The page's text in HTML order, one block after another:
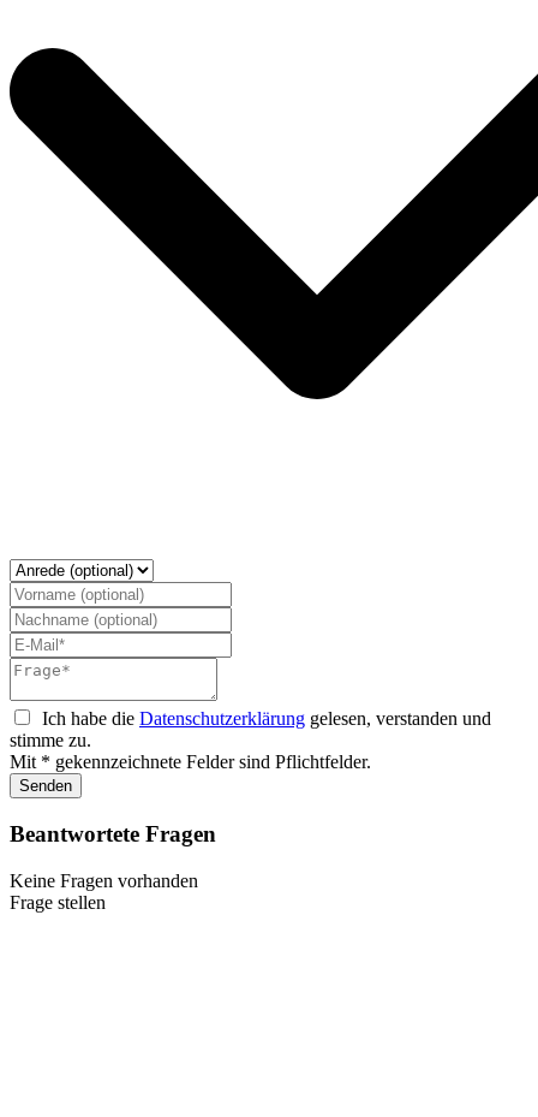
Ich habe die Datenschutzerklärung gelesen, verstanden und
stimme zu.
Mit * gekennzeichnete Felder sind Pflichtfelder.
Senden
Beantwortete Fragen
Keine Fragen vorhanden
Frage stellen